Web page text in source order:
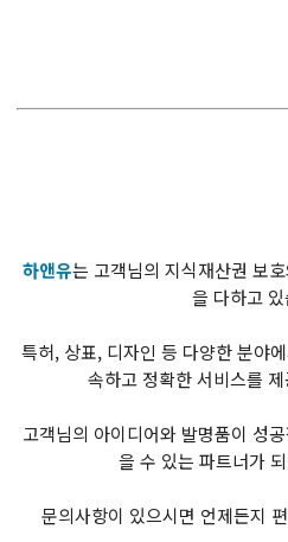
하앤유는 고객님의 지식재산권 보
을 다하고
특허, 상표, 디자인 등 다양한 분야
속하고 정확한 서비스를
고객님의 아이디어와 발명품이 성
을 수 있는 파트너가
문의사항이 있으시면 언제든지